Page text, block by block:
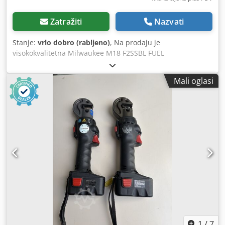
Zatražiti Nazvati
Stanje: vrlo dobro (rabljeno), Na prodaju je
visokokvalitetna Milwaukee M18 F2SSBL FUEL
akumulatorska snježna freza, izložbeni stroj u vrlo dobrom
stanju. - Uređaj je korišten isključivo za izlaganje u trgovini
– nije bio korišten u teškim zimskim uvjetima! - Važno:
Isporuka bez akumulatora i punjača (idealno za korisnike
koji već imaju Milwaukee M18 sustav) Istaknute značajke: -
Snažan POWERSTATE™ bezčetkasti motor - Dio Milwaukee
M18 FUEL sustava (100% kompatibilno) Crjdpfx Aoyvhqijh
Ejf - Širina čišćenja cca 53 cm – idealno za pločnike i
prilaze - Visina čišćenja cca 30 cm – pogodno i za veće
količine snijega - Dohvat izbacivanja snijega do cca 10 m -
Podesiv kanal za izbacivanje radi maksimalne kontrole -
LED svjetlo za odličnu preglednost u mraku - Sustav
otporan na začepljenje – nema potrebe za ponovnim
čišćenjem - Štedljivo skladištenje u uspravnom položaju
Prednosti: - Tiša i s manje održavanja u usporedbi s
benzinskim frezama - Bez emisija tijekom rada - Odmah
Mali oglasi